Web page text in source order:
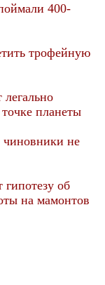
400-
трофейную
планеты
не
об
на мамонтов